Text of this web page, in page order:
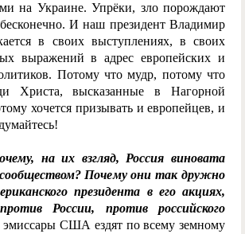
на Украине. Упрёки, зло порождают
И наш президент Владимир
в своих выступлениях, в своих
выражений в адрес европейских и
Потому что мудр, потому что
Христа, высказанные в Нагорной
хочется призывать и европейцев, и
на их взгляд, Россия виновата
Почему они так дружно
президента в его акциях,
России, против российского
США ездят по всему земному